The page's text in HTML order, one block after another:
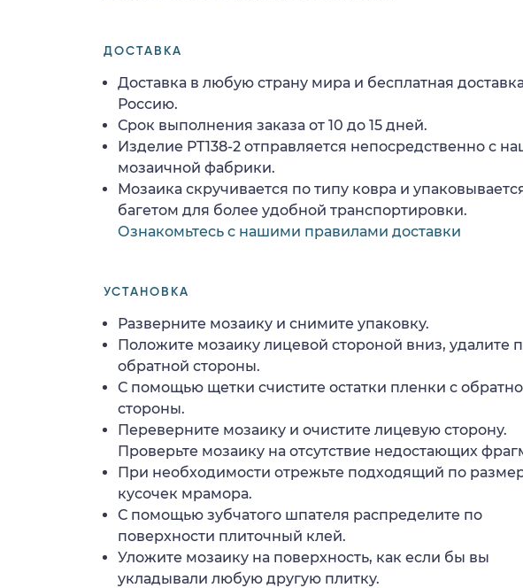
ДОСТАВКА
Доставка в любую страну мира и бесплатная
Россию.
Срок выполнения заказа от 10 до 15 дней.
Изделие PT138-2 отправляется непосредственно с
мозаичной фабрики.
Мозаика скручивается по типу ковра и
багетом для более удобной транспортировки.
Ознакомьтесь с нашими правилами доставки
УСТАНОВКА
Разверните мозаику и снимите упаковку.
Положите мозаику лицевой стороной вниз, удалите
обратной стороны.
С помощью щетки счистите остатки пленки с
стороны.
Переверните мозаику и очистите лицевую сторону.
Проверьте мозаику на отсутствие недостающих
При необходимости отрежьте подходящий по
кусочек мрамора.
С помощью зубчатого шпателя распределите по
поверхности плиточный клей.
Уложите мозаику на поверхность, как если бы вы
укладывали любую другую плитку.